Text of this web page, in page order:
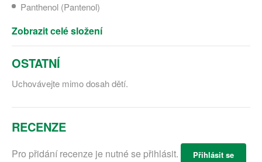
Panthenol (Pantenol)
Zobrazit celé složení
OSTATNÍ
Uchovávejte mimo dosah dětí.
RECENZE
Pro přidání recenze je nutné se přihlásit. Přihlásit se